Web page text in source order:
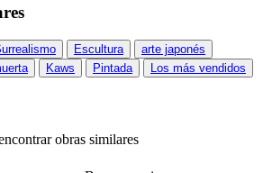
Escultura
arte japonés
Kaws Pintada Los más vendidos
obras similares